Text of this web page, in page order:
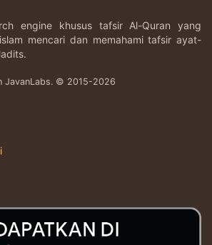
engine khusus tafsir Al-Quran yang
mencari dan memahami tafsir ayat-
JavanLabs. © 2015-2026